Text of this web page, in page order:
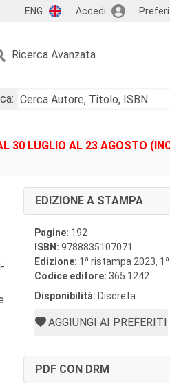
ENG Accedi
Ricerca Avanzata
30 LUGLIO AL 23 AGOSTO
EDIZIONE A STAMPA
Pagine: 192
ISBN: 9788835107071
Edizione: 1 a ristampa 2023, 1 a
Codice editore: 365.1242
Disponibilità: Discreta
AGGIUNGI AI PREFERITI
PDF CON DRM